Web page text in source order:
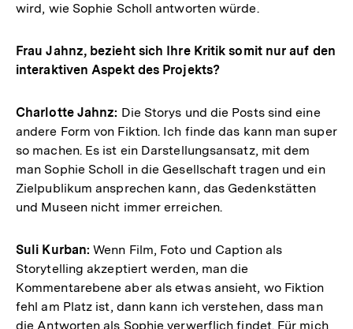
wird, wie Sophie Scholl antworten würde.
Frau Jahnz, bezieht sich Ihre Kritik somit nur auf den
interaktiven Aspekt des Projekts?
Charlotte Jahnz: Die Storys und die Posts sind eine
andere Form von Fiktion. Ich finde das kann man super
so machen. Es ist ein Darstellungsansatz, mit dem
man Sophie Scholl in die Gesellschaft tragen und ein
Zielpublikum ansprechen kann, das Gedenkstätten
und Museen nicht immer erreichen.
Suli Kurban: Wenn Film, Foto und Caption als
Storytelling akzeptiert werden, man die
Kommentarebene aber als etwas ansieht, wo Fiktion
fehl am Platz ist, dann kann ich verstehen, dass man
die Antworten als Sophie verwerflich findet. Für mich